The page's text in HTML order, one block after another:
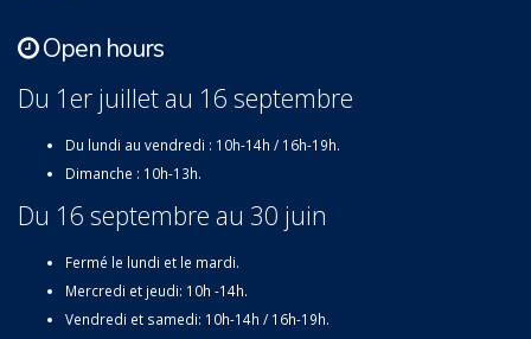
Open hours
Du 1er juillet au 16 septembre
Du lundi au vendredi : 10h-14h / 16h-19h.
Dimanche : 10h-13h.
Du 16 septembre au 30 juin
Fermé le lundi et le mardi.
Mercredi et jeudi: 10h -14h.
Vendredi et samedi: 10h-14h / 16h-19h.